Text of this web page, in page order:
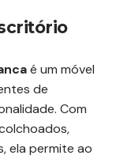
é um móvel
de
Com
ela permite ao